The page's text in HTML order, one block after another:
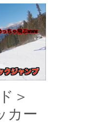
＞
カー